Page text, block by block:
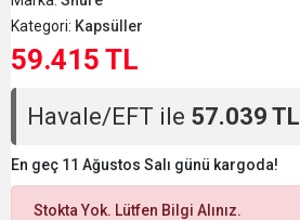
Kategori: Kapsüller
59.415 TL
Havale/EFT ile 57.039 TL
En geç 11 Ağustos Salı günü kargoda!
Stokta Yok. Lütfen Bilgi Alınız.